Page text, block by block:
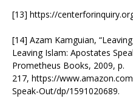
[13] https://
[14] Azam Kamguian,
Leaving Islam: Apostates
Prometheus Books, 2009, p.
217, https://
Speak-Out/dp/1591020689.